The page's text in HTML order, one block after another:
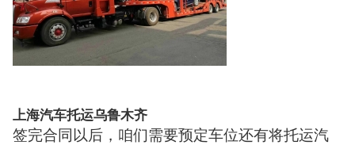
上海汽车托运乌鲁木齐
签完合同以后，咱们需要预定车位还有将托运汽